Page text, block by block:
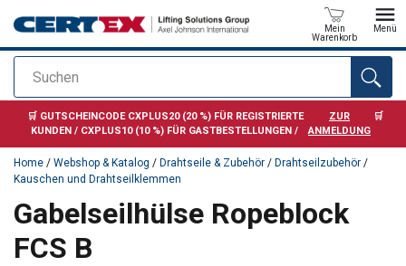
Suchen
Mein
Warenkorb
Menü
Anfragen
🛒 GUTSCHEINCODE CXPLUS20 (20 %) FÜR REGISTRIERTE
KUNDEN / CXPLUS10 (10 %) FÜR GASTBESTELLUNGEN /
ZUR
ANMELDUNG
🛒
Home / Webshop & Katalog / Drahtseile & Zubehör / Drahtseilzubehör /
Kauschen und Drahtseilklemmen
Gabelseilhülse Ropeblock
FCS B